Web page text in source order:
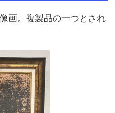
画。複製品の一つとされ